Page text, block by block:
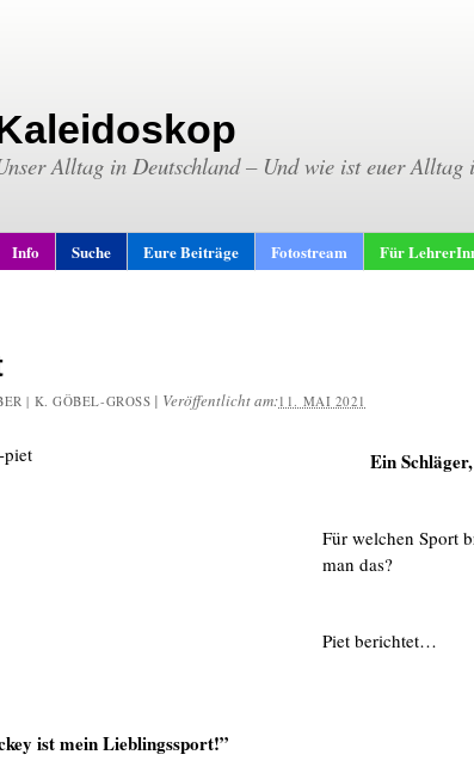
Alltag in Deutschland – Und wie ist euer
Info Suche Eure Beiträge Fotostream Für
| K. GÖBEL-GROSS | Veröffentlicht am:11. MAI 2021
Ein
Für welchen Sport
man das?
Piet berichtet…
ist mein Lieblingssport!”